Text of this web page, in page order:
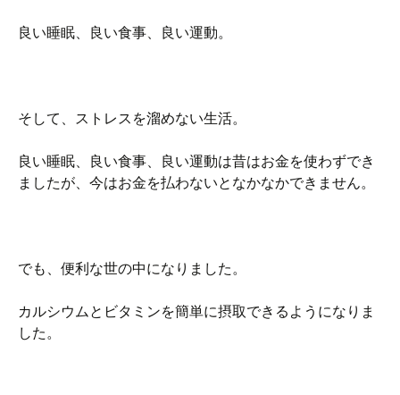
良い睡眠、良い食事、良い運動。
そして、ストレスを溜めない生活。
良い睡眠、良い食事、良い運動は昔はお金を使わずでき
ましたが、今はお金を払わないとなかなかできません。
でも、便利な世の中になりました。
カルシウムとビタミンを簡単に摂取できるようになりま
した。